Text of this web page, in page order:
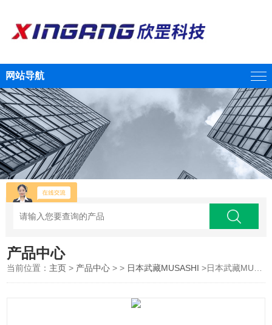
网站导航
产品中心
当前位置： 主页 > 产品中心 > > 日本武藏MUSASHI >日本武藏MUSASHI MT-410旋转软管气动点胶机